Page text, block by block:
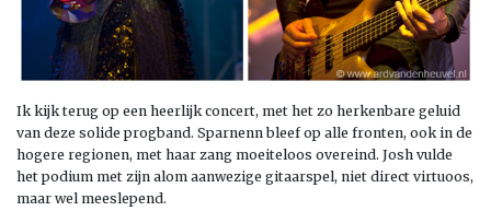
Ik kijk terug op een heerlijk concert, met het zo herkenbare geluid
van deze solide progband. Sparnenn bleef op alle fronten, ook in de
hogere regionen, met haar zang moeiteloos overeind. Josh vulde
het podium met zijn alom aanwezige gitaarspel, niet direct virtuoos,
maar wel meeslepend.